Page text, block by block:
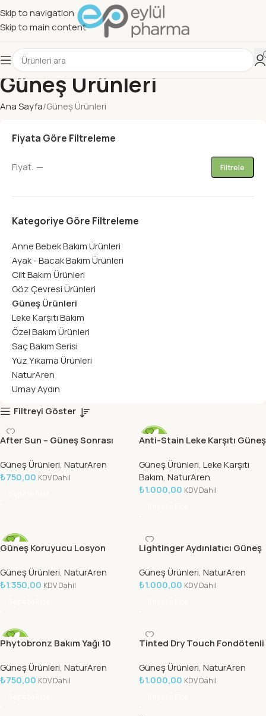
Skip to navigation
Skip to main content
Güneş Ürünleri
Ana Sayfa Güneş Ürünleri
Fiyata Göre Filtreleme
Filtrele
Fiyat: —
Kategoriye Göre Filtreleme
Anne Bebek Bakım Ürünleri
Ayak - Bacak Bakım Ürünleri
Cilt Bakım Ürünleri
Göz Çevresi Ürünleri
Güneş Ürünleri
Leke Karşıtı Bakım
Özel Bakım Ürünleri
Saç Bakım Serisi
Yüz Yıkama Ürünleri
NaturAren
Umay Aydın
Filtreyi Göster
After Sun – Güneş Sonrası
Güneş Ürünleri, NaturAren
₺750,00 KDV Dahil
Anti-Stain Leke Karşıtı Güneş
Güneş Ürünleri, Leke Karşıtı
Bakım, NaturAren
₺1.000,00 KDV Dahil
Güneş Koruyucu Losyon
Güneş Ürünleri, NaturAren
₺1.350,00 KDV Dahil
Lightinger Aydınlatıcı Güneş
Güneş Ürünleri, NaturAren
₺1.000,00 KDV Dahil
Phytobronz Bakım Yağı 10
Güneş Ürünleri, NaturAren
₺750,00 KDV Dahil
Tinted Dry Touch Fondötenli
ML
Güneş Ürünleri, NaturAren
₺1.000,00 KDV Dahil